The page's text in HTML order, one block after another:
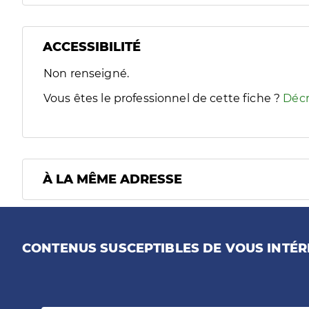
ACCESSIBILITÉ
Filtres
Sélectionnez un ou plusieurs handicaps/besoins
Non renseigné.
Vous êtes le professionnel de cette fiche ?
À LA MÊME ADRESSE
CONTENUS SUSCEPTIBLES DE VOUS